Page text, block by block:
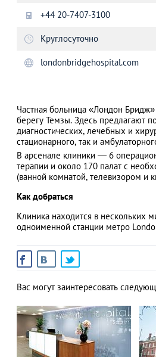
АЗАД
+44 20-7407-3100
Круглосуточно
londonbridgehospital.com
Частная больница «Лондон
берегу Темзы. Здесь предлагают
диагностических, лечебных и
стационарного, так и
В арсенале клиники ― 6
терапии и около 170 палат с
(ванной комнатой, телевизором и
Как добраться
Клиника находится в нескольких
одноименной станции метро
Вас могут заинтересовать